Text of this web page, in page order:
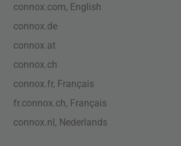
connox.com, English
connox.de
connox.at
connox.ch
connox.fr, Français
fr.connox.ch, Français
connox.nl, Nederlands